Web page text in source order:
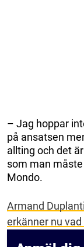
– Jag hoppar
på ansatsen
allting och det
som man
Mondo.
Armand
erkänner nu